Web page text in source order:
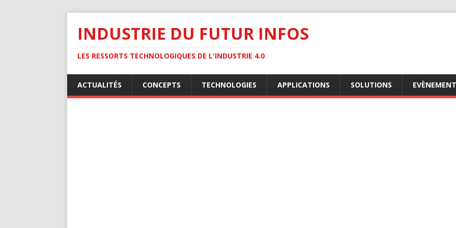
INDUSTRIE DU FUTUR INFOS
LES RESSORTS TECHNOLOGIQUES DE L'INDUSTRIE 4.0
ACTUALITÉS CONCEPTS TECHNOLOGIES APPLICATIONS SOLUTIONS